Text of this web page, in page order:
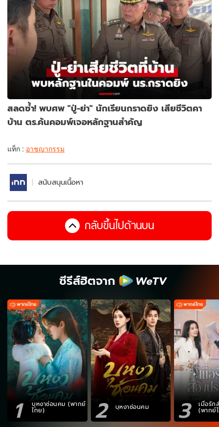
สลดซ้ำ! พบศพ "ปู่-ย่า" นักเรียนกราดยิง เสียชีวิตคา
บ้าน ตร.ค้นคอมพ์เจอหลักฐานสำคัญ
แท็ก : อาชญากรรม
สนับสนุนเนื้อหา
กลับขึ้นไปด้านบน
ซีรีส์ฮิตจาก
1 บุหงาซ่อนคม (พากย์
ไทย) 2 บุหงาซ่อนคม 3 เมื่อรัก
(พากย์